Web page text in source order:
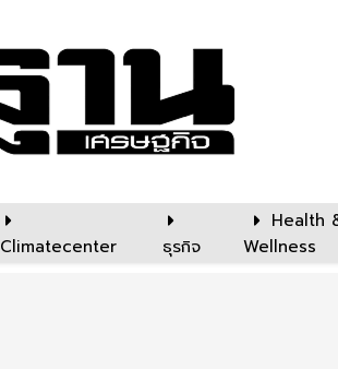
Climatecenter ธุรกิจ
Health
Wellness